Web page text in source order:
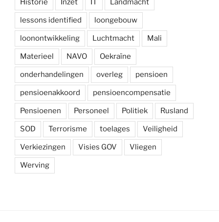
Historie Inzet IT Landmacht
lessons identified loongebouw
loonontwikkeling Luchtmacht Mali
Materieel NAVO Oekraïne
onderhandelingen overleg pensioen
pensioenakkoord pensioencompensatie
Pensioenen Personeel Politiek Rusland
SOD Terrorisme toelages Veiligheid
Verkiezingen Visies GOV Vliegen
Werving